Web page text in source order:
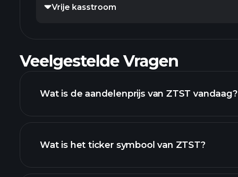
Vrije kasstroom
Veelgestelde Vragen
Wat is de aandelenprijs van ZTST vandaag?
geavanceerde grafiek
Wat is het ticker symbool van ZTST?